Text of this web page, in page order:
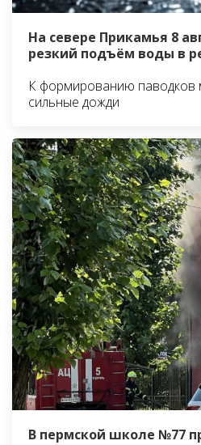
На севере Прикамья 8
резкий подъём воды в
К формированию паводков
сильные дожди
В пермской школе №77